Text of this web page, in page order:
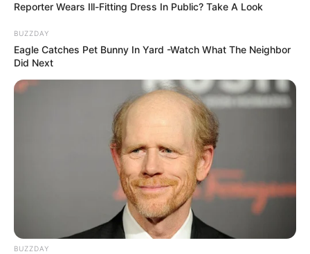
Reporter Wears Ill-Fitting Dress In Public? Take A Look
BUZZDAY
Eagle Catches Pet Bunny In Yard -Watch What The Neighbor
Did Next
BUZZDAY